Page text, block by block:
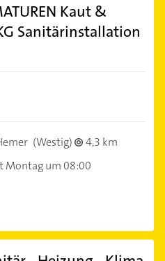
Kaut &
Sanitärinstallation
(Westig)
4,3 km
Montag um 08:00